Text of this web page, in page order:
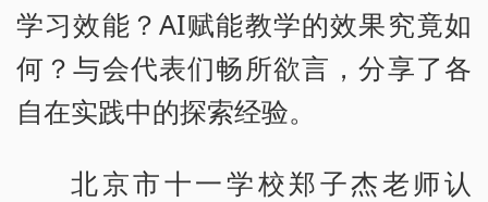
学习效能？AI赋能教学的效果究竟如
何？与会代表们畅所欲言，分享了各
自在实践中的探索经验。
北京市十一学校郑子杰老师认